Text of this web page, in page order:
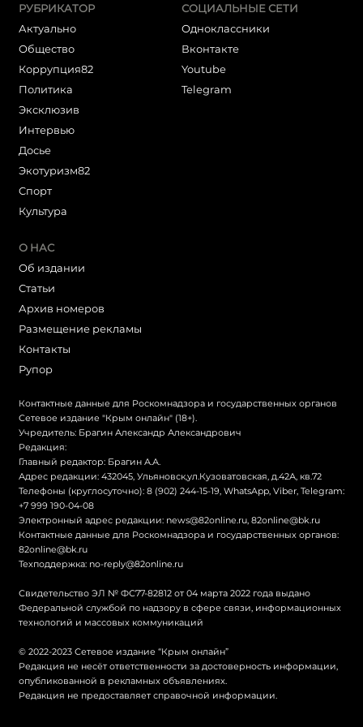
РУБРИКАТОР
Актуально
Общество
Коррупция82
Политика
Эксклюзив
Интервью
Досье
Экотуризм82
Cпорт
Культура
СОЦИАЛЬНЫЕ СЕТИ
Одноклассники
Вконтакте
Youtube
Telegram
О НАС
Об издании
Статьи
Архив номеров
Размещение рекламы
Контакты
Рупор
Контактные данные для Роскомнадзора и государственных органов
Сетевое издание "Крым онлайн" (18+).
Учредитель: Брагин Александр Александрович
Редакция:
Главный редактор: Брагин А.А.
Адрес редакции: 432045, Ульяновск,ул.Кузоватовская, д.42А, кв.72
Телефоны (круглосуточно): 8 (902) 244-15-19, WhatsApp, Viber, Telegram:
+7 999 190-04-08
Электронный адрес редакции: news@82online.ru 82online@bk.ru
Контактные данные для Роскомнадзора и государственных органов:
82online@bk.ru
Техподдержка: no-reply@82online.ru
Свидетельство ЭЛ № ФС77-82812 от 04 марта 2022 года выдано
Федеральной службой по надзору в сфере связи, информационных
технологий и массовых коммуникаций
© 2022-2023 Сетевое издание “Крым онлайн”
Редакция не несёт ответственности за достоверность информации,
опубликованной в рекламных объявлениях.
Редакция не предоставляет справочной информации.